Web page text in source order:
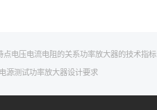
点 电压电流电阻的关系功率放大器的技术指标
电源测试功率放大器设计要求